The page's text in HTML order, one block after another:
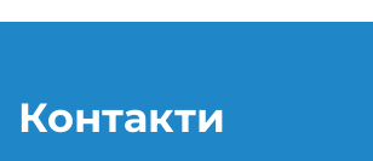
Контакти